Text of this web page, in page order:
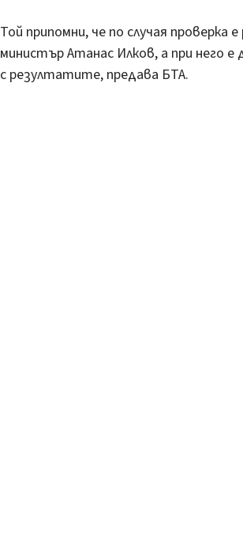
Той припомни, че по случая проверка
министър Атанас Илков, а при него
с резултатите, предава БТА.